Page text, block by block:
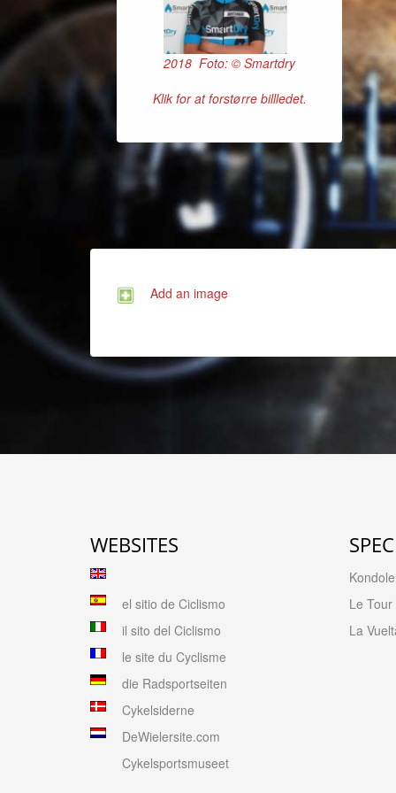
2018 Foto: © Smartdry
Klik for at forstørre billledet.
Add an image
WEBSITES
el sitio de Ciclismo
il sito del Ciclismo
le site du Cyclisme
die Radsportseiten
Cykelsiderne
DeWielersite.com
Cykelsportsmuseet
Le Tour
La